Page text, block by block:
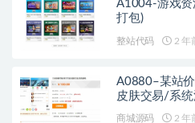
A1004-游戏资
打包)
整站代码 2 年
A0880–某站
皮肤交易/系
商城源码 2 年